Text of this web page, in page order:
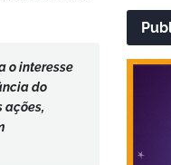
o interesse
do
ações,